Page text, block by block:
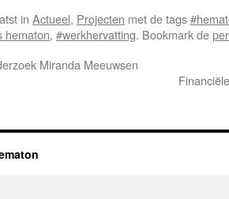
in Actueel, Projecten met de tags
hematon, #werkhervatting. Bookmark de
Miranda Meeuwsen